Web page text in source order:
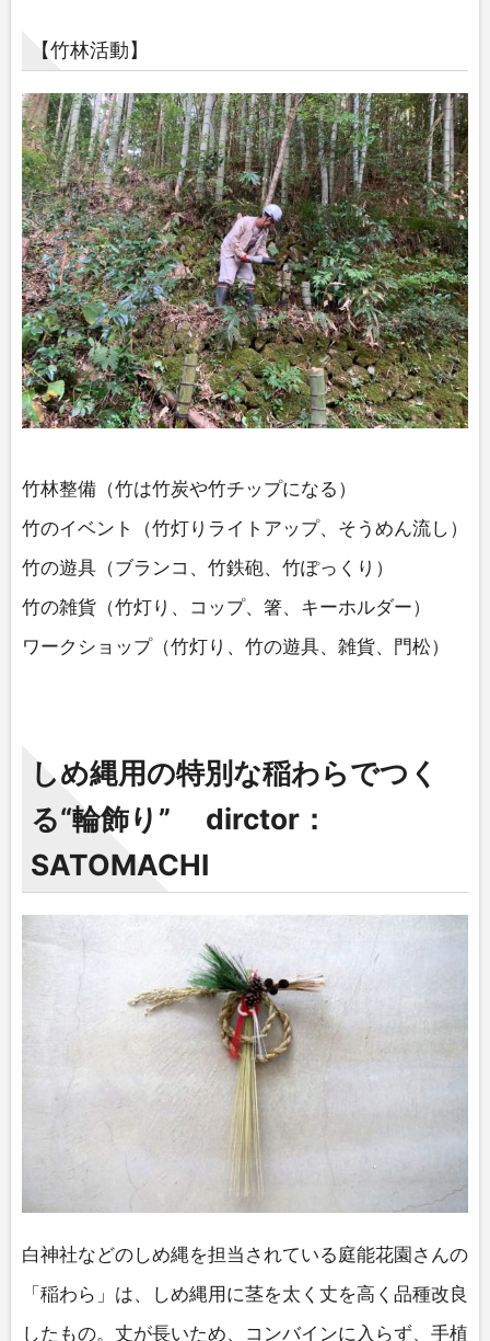
【竹林活動】
竹林整備（竹は竹炭や竹チップになる）
竹のイベント（竹灯りライトアップ、そうめん流し）
竹の遊具（ブランコ、竹鉄砲、竹ぽっくり）
竹の雑貨（竹灯り、コップ、箸、キーホルダー）
ワークショップ（竹灯り、竹の遊具、雑貨、門松）
しめ縄用の特別な稲わらでつく
る“輪飾り” dirctor：
SATOMACHI
白神社などのしめ縄を担当されている庭能花園さんの
「稲わら」は、しめ縄用に茎を太く丈を高く品種改良
したもの。丈が長いため、コンバインに入らず、手植